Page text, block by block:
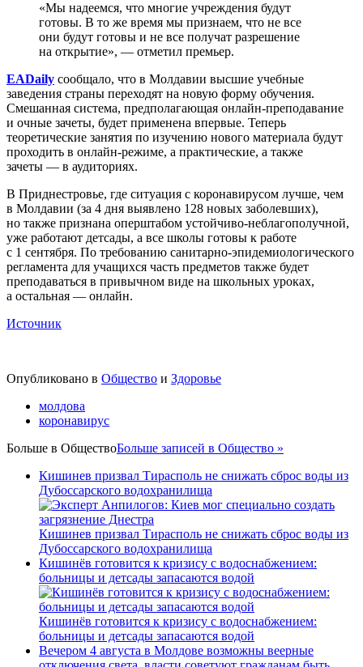
«Мы надеемся, что многие учреждения будут
готовы. В то же время мы признаем, что не все
они будут готовы и не все получат разрешение
на открытие», — отметил премьер.
EADaily сообщало, что в Молдавии высшие учебные
заведения страны переходят на новую форму обучения.
Смешанная система, предполагающая онлайн-преподавание
и очные зачеты, будет применена впервые. Теперь
теоретические занятия по изучению нового материала будут
проходить в онлайн-режиме, а практические, а также
зачеты — в аудиториях.
В Приднестровье, где ситуация с коронавирусом лучше, чем
в Молдавии (за 4 дня выявлено 128 новых заболевших),
но также признана оперштабом устойчиво-неблагополучной,
уже работают детсады, а все школы готовы к работе
с 1 сентября. По требованию санитарно-эпидемиологического
регламента для учащихся часть предметов также будет
преподаваться в привычном виде на школьных уроках,
а остальная — онлайн.
Источник
Опубликовано в Общество и Здоровье
молдова
коронавирус
Больше в ОбществоБольше записей в Общество »
Кишинев призвал Тирасполь не снижать сброс воды из
Дубоссарского водохранилища
Кишинев призвал Тирасполь не снижать сброс воды из
Дубоссарского водохранилища
Кишинёв готовится к кризису с водоснабжением:
больницы и детсады запасаются водой
Кишинёв готовится к кризису с водоснабжением:
больницы и детсады запасаются водой
Вечером 4 августа в Молдове возможны веерные